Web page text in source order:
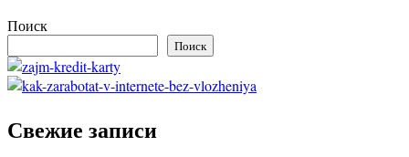
Поиск
Поиск
Свежие записи